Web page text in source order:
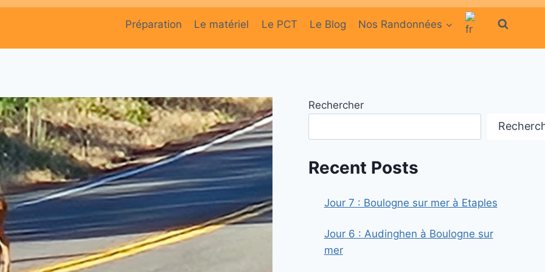
Préparation Le matériel Le PCT Le Blog Nos Randonnées
Rechercher
Recent Posts
Jour 7 : Boulogne sur mer à Etaples
Jour 6 : Audinghen à Boulogne sur
mer